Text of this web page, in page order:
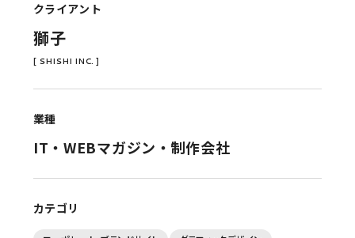
クライアント
獅子
[ SHISHI INC. ]
業種
IT・WEBマガジン・制作会社
カテゴリ